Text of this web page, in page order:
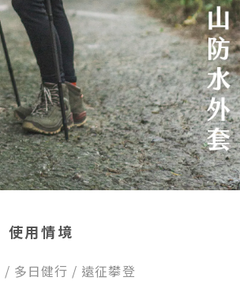
使用情境
/ 多日健行 / 遠征攀登